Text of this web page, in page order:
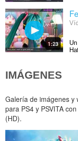
1:23
IMÁGENES
Galería de imágenes y
para PS4 y PSVITA
(HD).